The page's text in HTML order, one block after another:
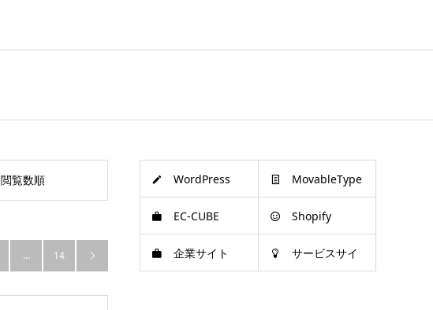
閲覧数順
… 14 
WordPress MovableType
EC-CUBE Shopify
企業サイト サービスサイ